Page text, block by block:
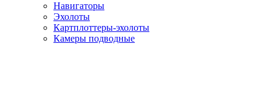
Навигаторы
Эхолоты
Картплоттеры-эхолоты
Камеры подводные